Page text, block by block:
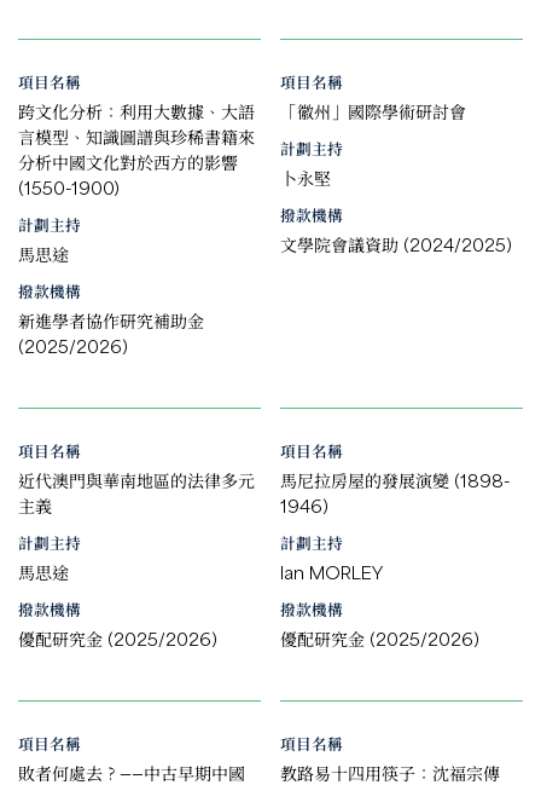
項目名稱
跨文化分析：利用大數據、大語
言模型、知識圖譜與珍稀書籍來
分析中國文化對於西方的影響
(1550-1900)
計劃主持
馬思途
撥款機構
新進學者協作研究補助金
(2025/2026)
項目名稱
「徽州」國際學術研討會
計劃主持
卜永堅
撥款機構
文學院會議資助 (2024/2025)
項目名稱
近代澳門與華南地區的法律多元
主義
計劃主持
馬思途
撥款機構
優配研究金 (2025/2026)
項目名稱
馬尼拉房屋的發展演變 (1898-
1946)
計劃主持
Ian MORLEY
撥款機構
優配研究金 (2025/2026)
項目名稱
敗者何處去？——中古早期中國
項目名稱
教路易十四用筷子：沈福宗傳